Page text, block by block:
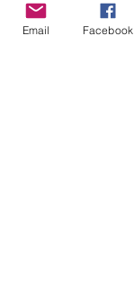
Show more
Email Facebook